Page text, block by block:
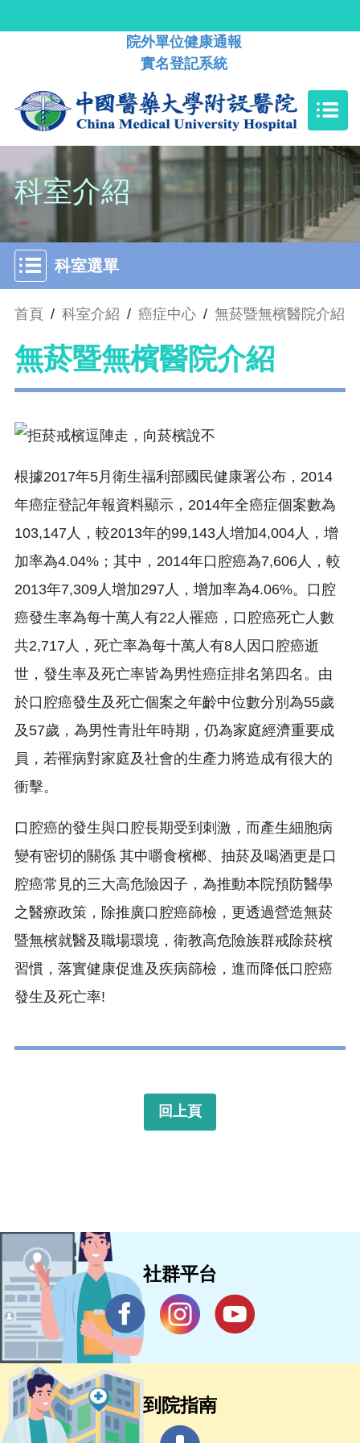
院外單位健康通報
實名登記系統
科室介紹
科室選單
首頁 / 科室介紹 / 癌症中心 / 無菸暨無檳醫院介紹
無菸暨無檳醫院介紹
根據2017年5月衛生福利部國民健康署公布，2014
年癌症登記年報資料顯示，2014年全癌症個案數為
103,147人，較2013年的99,143人增加4,004人，增
加率為4.04%；其中，2014年口腔癌為7,606人，較
2013年7,309人增加297人，增加率為4.06%。口腔
癌發生率為每十萬人有22人罹癌，口腔癌死亡人數
共2,717人，死亡率為每十萬人有8人因口腔癌逝
世，發生率及死亡率皆為男性癌症排名第四名。由
於口腔癌發生及死亡個案之年齡中位數分別為55歲
及57歲，為男性青壯年時期，仍為家庭經濟重要成
員，若罹病對家庭及社會的生產力將造成有很大的
衝擊。
口腔癌的發生與口腔長期受到刺激，而產生細胞病
變有密切的關係 其中嚼食檳榔、抽菸及喝酒更是口
腔癌常見的三大高危險因子，為推動本院預防醫學
之醫療政策，除推廣口腔癌篩檢，更透過營造無菸
暨無檳就醫及職場環境，衛教高危險族群戒除菸檳
習慣，落實健康促進及疾病篩檢，進而降低口腔癌
發生及死亡率!
回上頁
社群平台
到院指南